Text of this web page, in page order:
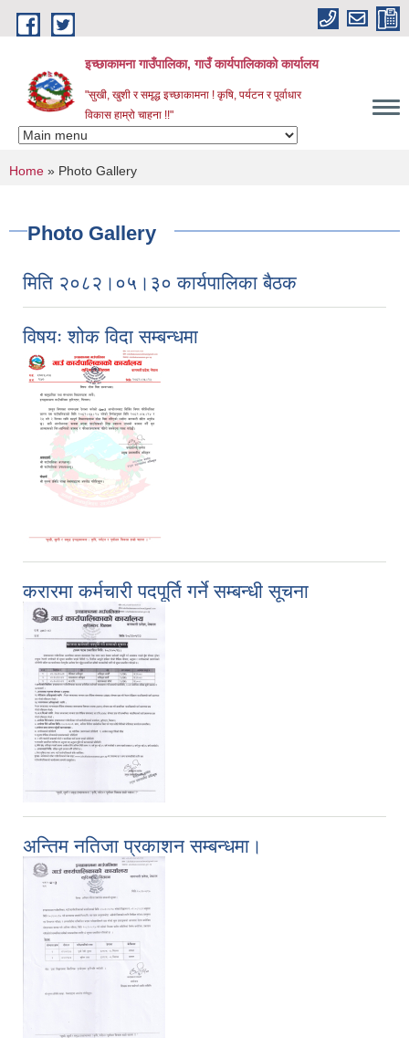
Skip to main content
इच्छाकामना गाउँपालिका, गाउँ कार्यपालिकाको कार्यालय
"सुखी, खुशी र समृद्ध इच्छाकामना ! कृषि, पर्यटन र पूर्वाधार
विकास हाम्रो चाहना !!"
You are here
Home » Photo Gallery
Photo Gallery
मिति २०८२।०५।३० कार्यपालिका बैठक
विषयः शोक विदा सम्बन्धमा
करारमा कर्मचारी पदपूर्ति गर्ने सम्बन्धी सूचना
अन्तिम नतिजा प्रकाशन सम्बन्धमा।